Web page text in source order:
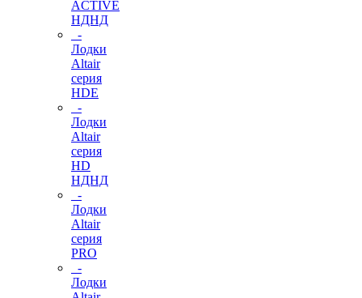
ACTIVE
НДНД
-
Лодки
Altair
серия
HDE
-
Лодки
Altair
серия
HD
НДНД
-
Лодки
Altair
серия
PRO
-
Лодки